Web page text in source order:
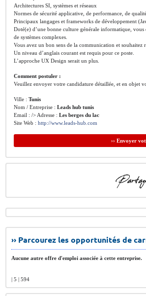
Architectures SI, systèmes et réseaux
Normes de sécurité applicative, de performance, de
Principaux langages et frameworks de développement
Doté(e) d’une bonne culture générale informatique, vous
de systèmes complexes.
Vous avez un bon sens de la communication et souhaitez
Un niveau d’anglais courant est requis pour ce poste.
L’approche UX Design serait un plus.
Comment postuler :
Veuillez envoyer votre candidature détaillée, et en objet
Ville : Tunis
Nom / Entreprise : Leads hub tunis
Email : /> Adresse : Les berges du lac
Site Web : http://www.leads-hub.com
›› Envoyer
›› Parcourez les opportunités de
Aucune autre offre d'emploi associée à cette entreprise.
| 5 | 594